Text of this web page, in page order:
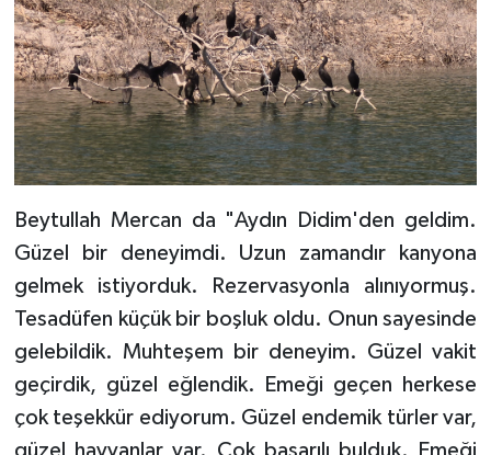
Beytullah Mercan da "Aydın Didim'den geldim.
Güzel bir deneyimdi. Uzun zamandır kanyona
gelmek istiyorduk. Rezervasyonla alınıyormuş.
Tesadüfen küçük bir boşluk oldu. Onun sayesinde
gelebildik. Muhteşem bir deneyim. Güzel vakit
geçirdik, güzel eğlendik. Emeği geçen herkese
çok teşekkür ediyorum. Güzel endemik türler var,